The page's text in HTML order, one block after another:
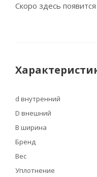
Скоро здесь
d внутренний
D внешний
B ширина
Бренд
Вес
Уплотнение